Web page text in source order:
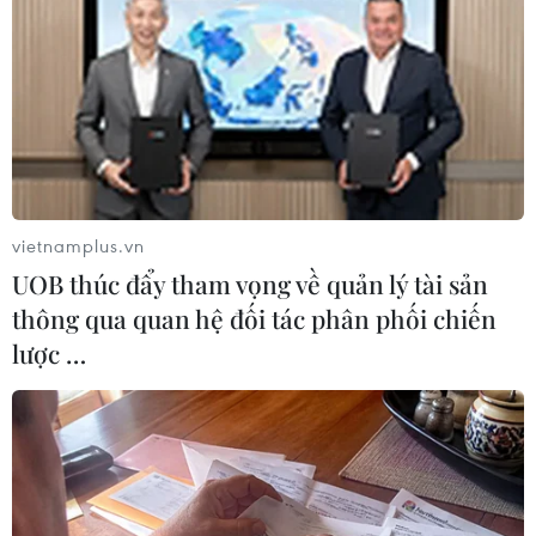
Theo dõi VietnamPlus
TIN LIÊN QUAN
vietnamplus.vn
UOB thúc đẩy tham vọng về quản lý tài sản
thông qua quan hệ đối tác phân phối chiến
lược …